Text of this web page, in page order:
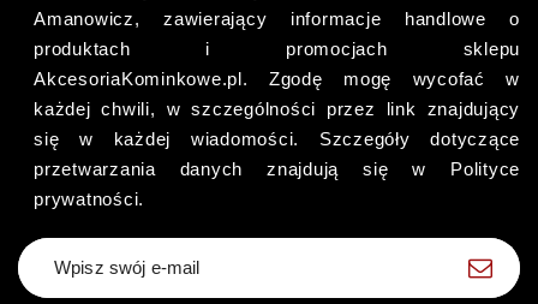
Amanowicz, zawierający informacje handlowe o
produktach i promocjach sklepu
AkcesoriaKominkowe.pl. Zgodę mogę wycofać w
każdej chwili, w szczególności przez link znajdujący
się w każdej wiadomości. Szczegóły dotyczące
przetwarzania danych znajdują się w Polityce
prywatności.